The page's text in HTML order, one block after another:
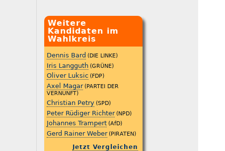
Weitere
Kandidaten im
Wahlkreis
Dennis Bard (DIE LINKE)
Iris Langguth (GRÜNE)
Oliver Luksic (FDP)
Axel Magar (PARTEI DER
VERNUNFT)
Christian Petry (SPD)
Peter Rüdiger Richter (NPD)
Johannes Trampert (AfD)
Gerd Rainer Weber (PIRATEN)
Jetzt Vergleichen